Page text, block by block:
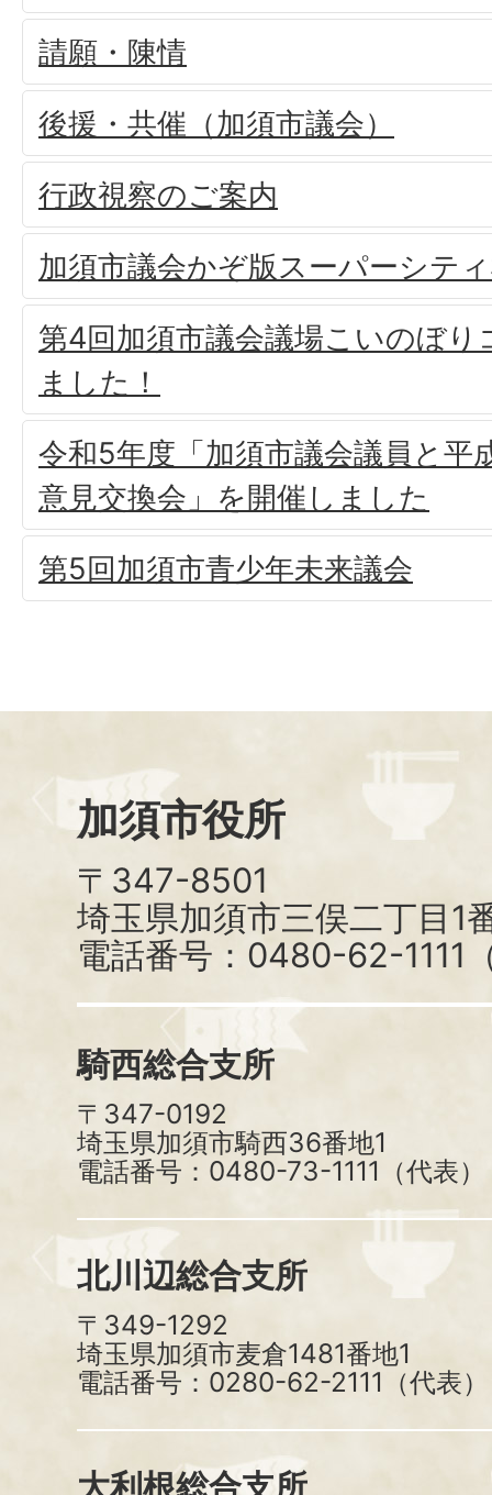
請願・陳情
後援・共催（加須市議会）
行政視察のご案内
加須市議会かぞ版スーパーシテ
第4回加須市議会議場こいのぼ
ました！
令和5年度「加須市議会議員と平
意見交換会」を開催しました
第5回加須市青少年未来議会
加須市役所
〒347-8501
埼玉県加須市三俣二丁目1
電話番号：0480-62-1111
騎西総合支所
〒347-0192
埼玉県加須市騎西36番地1
電話番号：0480-73-1111（代表）
北川辺総合支所
〒349-1292
埼玉県加須市麦倉1481番地1
電話番号：0280-62-2111（代表）
大利根総合支所